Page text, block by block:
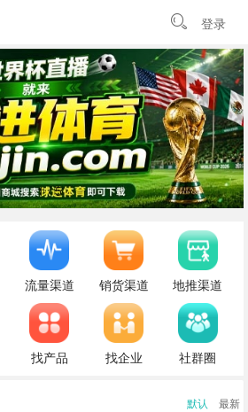
登录
1/5
流量渠道 销货渠道 地推渠道
找产品 找企业 社群圈
默认 最新